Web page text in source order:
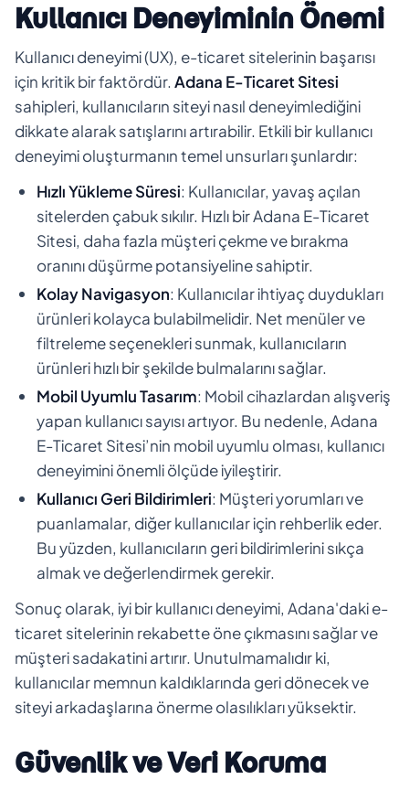
Kullanıcı Deneyiminin Önemi
Kullanıcı deneyimi (UX), e-ticaret sitelerinin başarısı
için kritik bir faktördür. Adana E-Ticaret Sitesi
sahipleri, kullanıcıların siteyi nasıl deneyimlediğini
dikkate alarak satışlarını artırabilir. Etkili bir kullanıcı
deneyimi oluşturmanın temel unsurları şunlardır:
Hızlı Yükleme Süresi: Kullanıcılar, yavaş açılan
sitelerden çabuk sıkılır. Hızlı bir Adana E-Ticaret
Sitesi, daha fazla müşteri çekme ve bırakma
oranını düşürme potansiyeline sahiptir.
Kolay Navigasyon: Kullanıcılar ihtiyaç duydukları
ürünleri kolayca bulabilmelidir. Net menüler ve
filtreleme seçenekleri sunmak, kullanıcıların
ürünleri hızlı bir şekilde bulmalarını sağlar.
Mobil Uyumlu Tasarım: Mobil cihazlardan alışveriş
yapan kullanıcı sayısı artıyor. Bu nedenle, Adana
E-Ticaret Sitesi’nin mobil uyumlu olması, kullanıcı
deneyimini önemli ölçüde iyileştirir.
Kullanıcı Geri Bildirimleri: Müşteri yorumları ve
puanlamalar, diğer kullanıcılar için rehberlik eder.
Bu yüzden, kullanıcıların geri bildirimlerini sıkça
almak ve değerlendirmek gerekir.
Sonuç olarak, iyi bir kullanıcı deneyimi, Adana'daki e-
ticaret sitelerinin rekabette öne çıkmasını sağlar ve
müşteri sadakatini artırır. Unutulmamalıdır ki,
kullanıcılar memnun kaldıklarında geri dönecek ve
siteyi arkadaşlarına önerme olasılıkları yüksektir.
Güvenlik ve Veri Koruma